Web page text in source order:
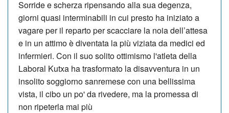
Sorride e scherza ripensando alla sua degenza,
giorni quasi interminabili in cui presto ha iniziato a
vagare per il reparto per scacciare la noia dell’attesa
e in un attimo è diventata la più viziata da medici ed
infermieri. Con il suo solito ottimismo l'atleta della
Laboral Kutxa ha trasformato la disavventura in un
insolito soggiorno sanremese con una bellissima
vista, il cibo un po' da rivedere, ma la promessa di
non ripeterla mai più